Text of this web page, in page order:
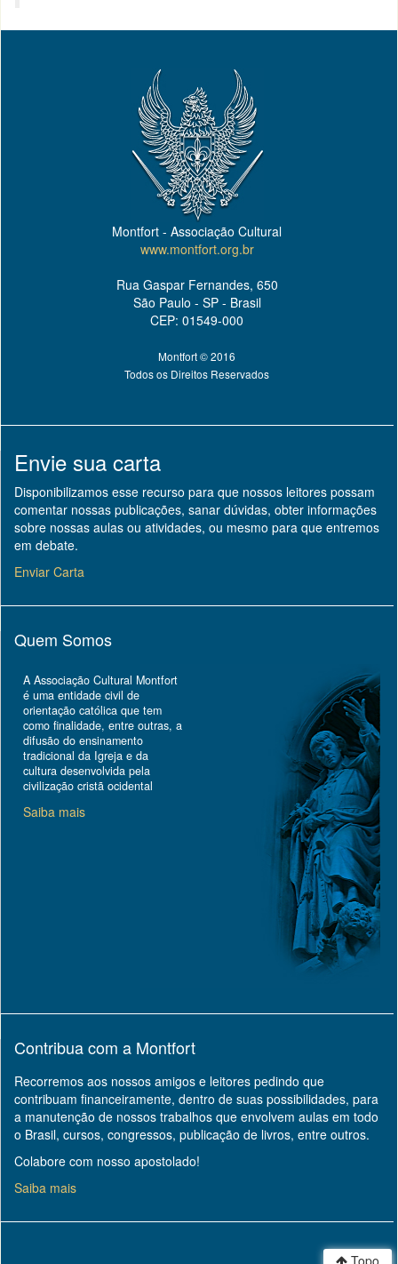
Montfort - Associação Cultural
www.montfort.org.br
Rua Gaspar Fernandes, 650
São Paulo - SP - Brasil
CEP: 01549-000
Montfort © 2016
Todos os Direitos Reservados
Envie sua carta
Disponibilizamos esse recurso para que nossos leitores possam
comentar nossas publicações, sanar dúvidas, obter informações
sobre nossas aulas ou atividades, ou mesmo para que entremos
em debate.
Enviar Carta
Quem Somos
A Associação Cultural Montfort
é uma entidade civil de
orientação católica que tem
como finalidade, entre outras, a
difusão do ensinamento
tradicional da Igreja e da
cultura desenvolvida pela
civilização cristã ocidental
Saiba mais
Contribua com a Montfort
Recorremos aos nossos amigos e leitores pedindo que
contribuam financeiramente, dentro de suas possibilidades, para
a manutenção de nossos trabalhos que envolvem aulas em todo
o Brasil, cursos, congressos, publicação de livros, entre outros.
Colabore com nosso apostolado!
Saiba mais